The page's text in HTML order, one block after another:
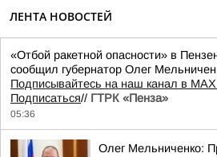
ЛЕНТА НОВОСТЕЙ
«Отбой ракетной опасности» в
сообщил губернатор Олег
Подписывайтесь на наш канал в MAX
Подписаться// ГТРК «Пенза»
05:36
Олег Мельниченко: